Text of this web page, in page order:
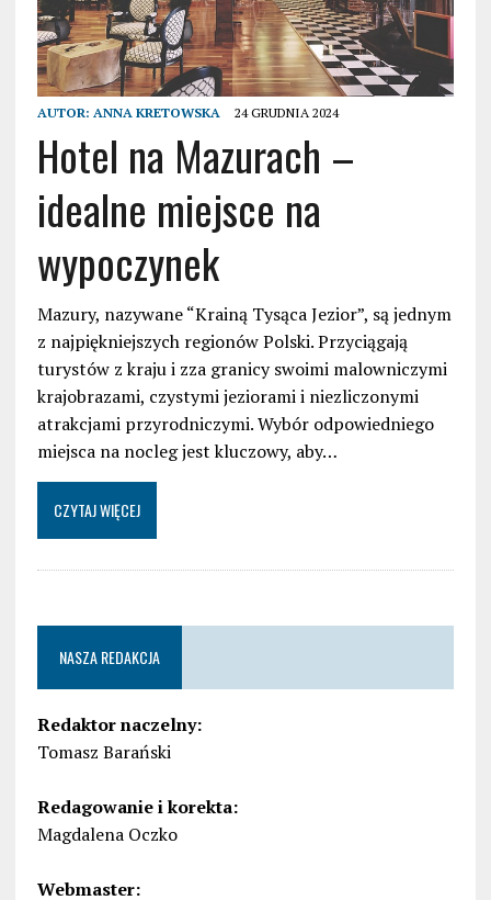
AUTOR: ANNA KRETOWSKA 24 GRUDNIA 2024
Hotel na Mazurach –
idealne miejsce na
wypoczynek
Mazury, nazywane “Krainą Tysąca Jezior”, są jednym
z najpiękniejszych regionów Polski. Przyciągają
turystów z kraju i zza granicy swoimi malowniczymi
krajobrazami, czystymi jeziorami i niezliczonymi
atrakcjami przyrodniczymi. Wybór odpowiedniego
miejsca na nocleg jest kluczowy, aby…
CZYTAJ WIĘCEJ
NASZA REDAKCJA
Redaktor naczelny:
Tomasz Barański
Redagowanie i korekta:
Magdalena Oczko
Webmaster: